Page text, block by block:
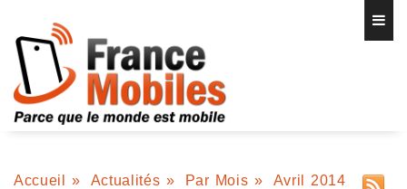
Accueil » Actualités » Par Mois » Avril 2014